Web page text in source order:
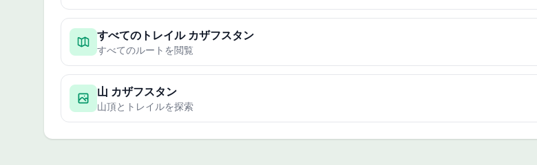
すべてのトレイル カザフスタン
すべてのルートを閲覧
山 カザフスタン
山頂とトレイルを探索